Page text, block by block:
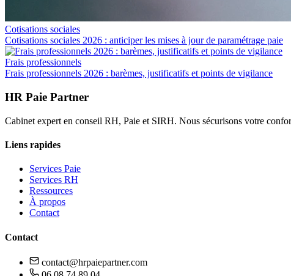
Cotisations sociales
Cotisations sociales 2026 : anticiper les mises à jour de paramétrage paie
Frais professionnels
Frais professionnels 2026 : barèmes, justificatifs et points de vigilance
HR Paie Partner
Cabinet expert en conseil RH, Paie et SIRH. Nous sécurisons votre
Liens rapides
Services Paie
Services RH
Ressources
À propos
Contact
Contact
contact@hrpaiepartner.com